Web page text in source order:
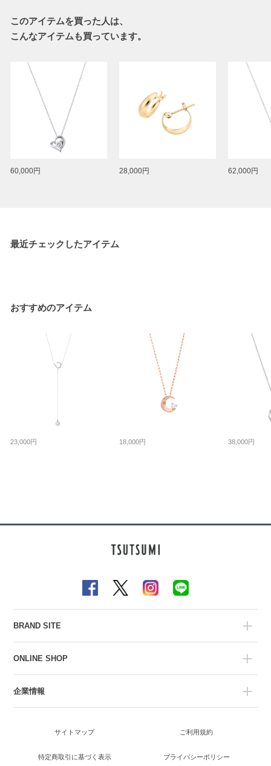
このアイテムを買った人は、
こんなアイテムも買っています。
60,000円 28,000円 62,000円
最近チェックしたアイテム
おすすめのアイテム
23,000円 18,000円 38,000円
BRAND SITE
ONLINE SHOP
企業情報
サイトマップ ご利用規約
特定商取引に基づく表示 プライバシーポリシー